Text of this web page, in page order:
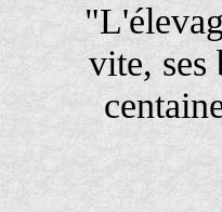
vite, ses